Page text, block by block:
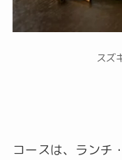
スズ
コースは、ランチ